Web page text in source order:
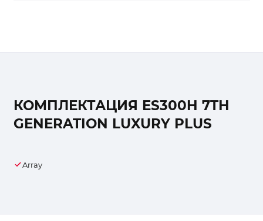
КОМПЛЕКТАЦИЯ ES300H 7TH
GENERATION LUXURY PLUS
Array